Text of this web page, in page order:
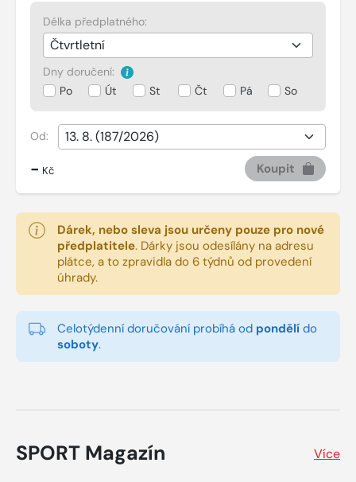
Délka předplatného:
Dny doručení:
Po
Út St Čt Pá So
Od:
- Kč Koupit
Dárek, nebo sleva jsou určeny pouze pro nové
předplatitele. Dárky jsou odesílány na adresu
plátce, a to zpravidla do 6 týdnů od provedení
úhrady.
Celotýdenní doručování probíhá od pondělí do
soboty.
SPORT Magazín Více